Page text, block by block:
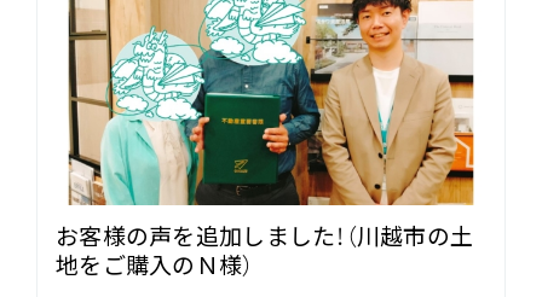
お客様の声を追加しました！（川越市の土
地をご購入のＮ様）